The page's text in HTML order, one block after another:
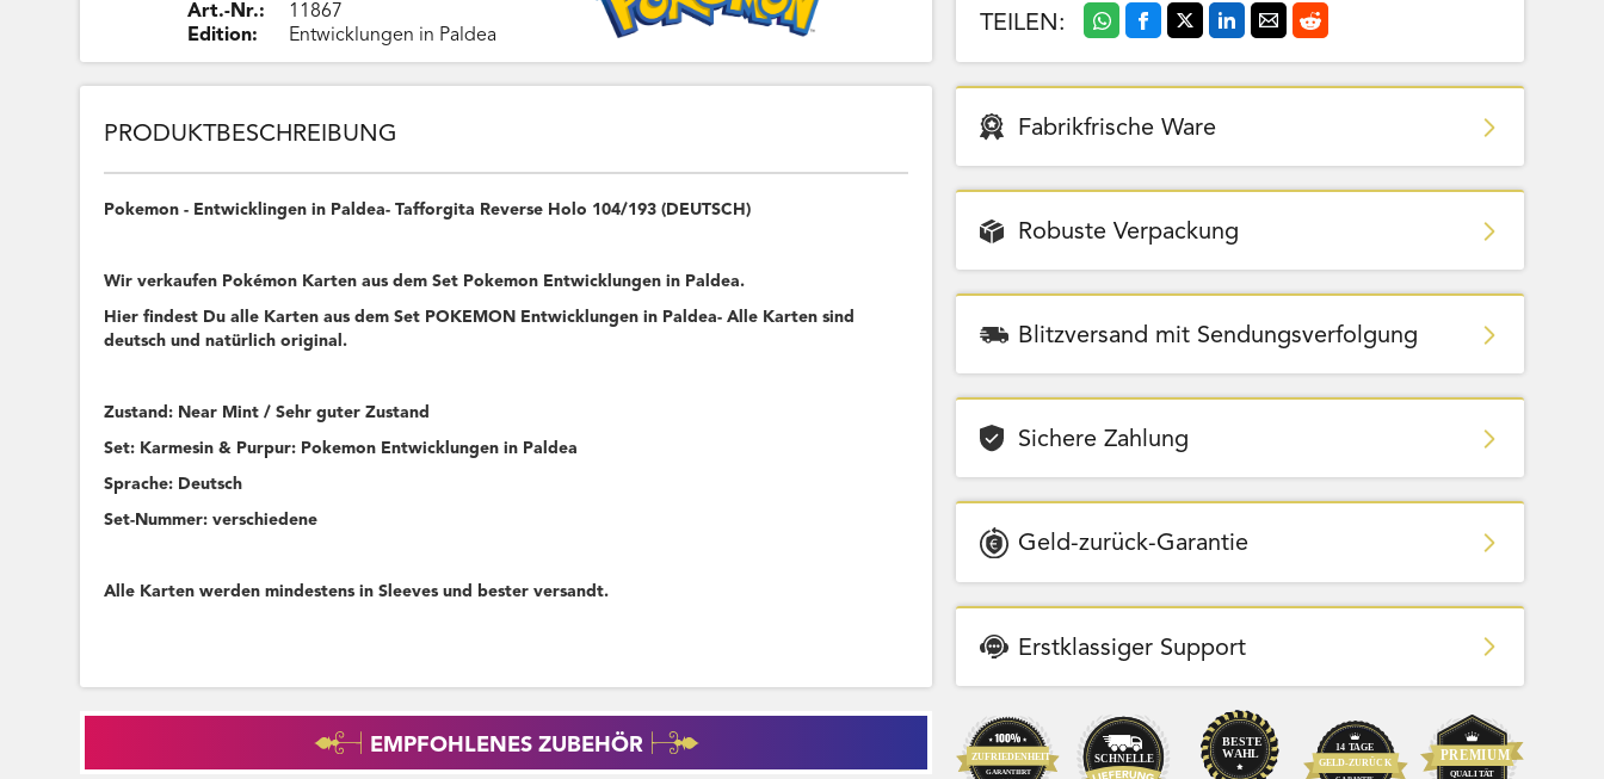
Art.-Nr.:
Edition:
11867
Entwicklungen in Paldea
TEILEN:
PRODUKTBESCHREIBUNG
Pokemon - Entwicklingen in Paldea- Tafforgita Reverse Holo 104/193 (DEUTSCH)
Wir verkaufen Pokémon Karten aus dem Set Pokemon Entwicklungen in Paldea.
Hier findest Du alle Karten aus dem Set POKEMON Entwicklungen in Paldea- Alle Karten sind
deutsch und natürlich original.
Zustand: Near Mint / Sehr guter Zustand
Set: Karmesin & Purpur: Pokemon Entwicklungen in Paldea
Sprache: Deutsch
Set-Nummer: verschiedene
Alle Karten werden mindestens in Sleeves und bester versandt.
EMPFOHLENES ZUBEHÖR
Fabrikfrische Ware
Robuste Verpackung
Blitzversand mit Sendungsverfolgung
Sichere Zahlung
Geld-zurück-Garantie
Erstklassiger Support